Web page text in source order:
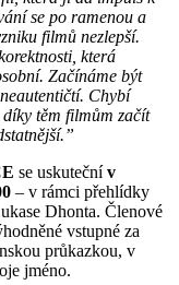
se po ramenou a
filmů nezlepší.
která
Začínáme být
Chybí
těm filmům začít
se uskutečnív
– v rámci přehlídky
Dhonta. Členové
vstupné za
průkazkou, v
jméno.